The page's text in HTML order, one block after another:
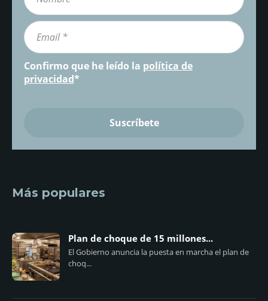
Confirmo que he leído la política de
privacidad*
Más populares
Plan de choque de 15 millones...
El Gobierno anuncia la puesta en marcha el plan de
choq...